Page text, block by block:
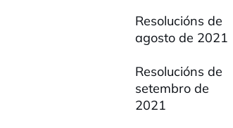
Resolucións de
agosto de 2021
Resolucións de
setembro de
2021